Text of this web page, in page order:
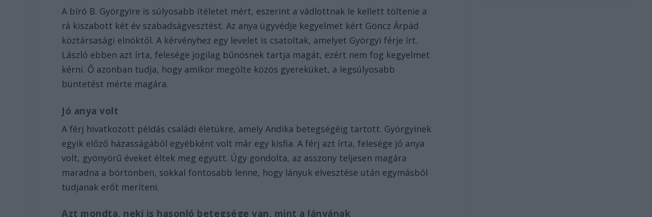
A bíró B. Györgyire is súlyosabb ítéletet mért, eszerint a vádlottnak le kellett töltenie a
rá kiszabott két év szabadságvesztést. Az anya ügyvédje kegyelmet kért Göncz Árpád
köztársasági elnöktől. A kérvényhez egy levelet is csatoltak, amelyet Györgyi férje írt.
László ebben azt írta, felesége jogilag bűnösnek tartja magát, ezért nem fog kegyelmet
kérni. Ő azonban tudja, hogy amikor megölte közös gyereküket, a legsúlyosabb
büntetést mérte magára.
Jó anya volt
A férj hivatkozott példás családi életükre, amely Andika betegségéig tartott. Györgyinek
egyik előző házasságából egyébként volt már egy kisfia. A férj azt írta, felesége jó anya
volt, gyönyörű éveket éltek meg együtt. Úgy gondolta, az asszony teljesen magára
maradna a börtönben, sokkal fontosabb lenne, hogy lányuk elvesztése után egymásból
tudjanak erőt meríteni.
Azt mondta, neki is hasonló betegsége van, mint a lányának